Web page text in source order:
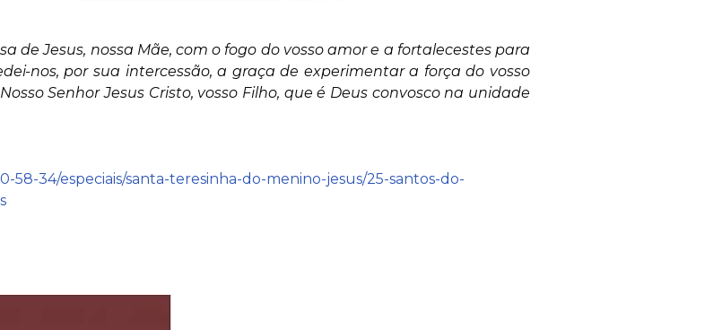
Jesus, nossa Mãe, com o fogo do vosso amor e a fortalecestes para
nos, por sua intercessão, a graça de experimentar a força do vosso
Senhor Jesus Cristo, vosso Filho, que é Deus convosco na unidade
34/especiais/santa-teresinha-do-menino-jesus/25-santos-do-